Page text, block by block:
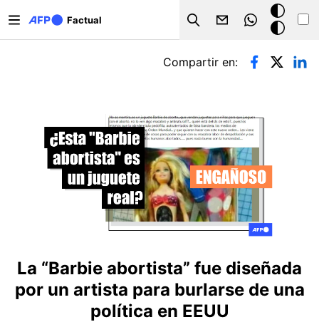
Factual
Search
Modo
oscuro
Solapas principales
Compartir en:
La “Barbie abortista” fue diseñada
por un artista para burlarse de una
política en EEUU